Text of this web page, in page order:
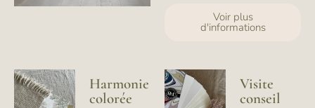
Voir plus
d'informations
Harmonie
colorée
Visite
conseil